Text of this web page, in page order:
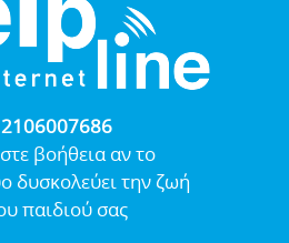
2106007686
βοήθεια αν το
δυσκολεύει την ζωή
παιδιού σας